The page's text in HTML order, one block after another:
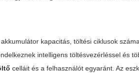
kapacitás, töltési ciklusok
intelligens töltésvezérléssel és
celláit és a felhasználót egyaránt. Az